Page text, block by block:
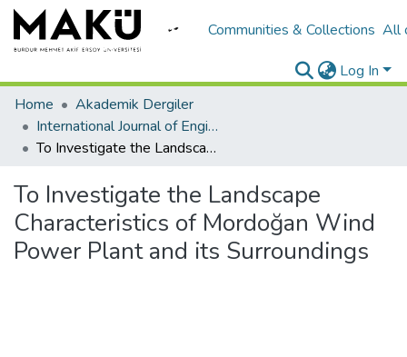
Communities & Collections All
Log In
Home
Akademik Dergiler
International Journal of Engineering Design and Technology
To Investigate the Landscape Characteristics of Mordoğan Wind Power Plant and its Surroundings
To Investigate the Landscape
Characteristics of Mordoğan Wind
Power Plant and its Surroundings